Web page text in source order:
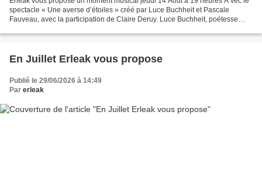
spectacle « Une averse d’étoiles » créé par Luce Buchheit et Pascale
Fauveau, avec la participation de Claire Deruy. Luce Buchheit, poétesse
En Juillet Erleak vous propose
Publié le 29/06/2026 à 14:49
Par erleak